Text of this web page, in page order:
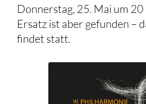
Donnerstag, 25. Mai um 20
Ersatz ist aber gefunden –
findet statt.